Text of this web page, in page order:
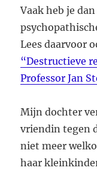
Vaak heb je
Lees daarvoor
“Destructieve
Professor Jan
Mijn dochter
vriendin tegen
niet meer
haar